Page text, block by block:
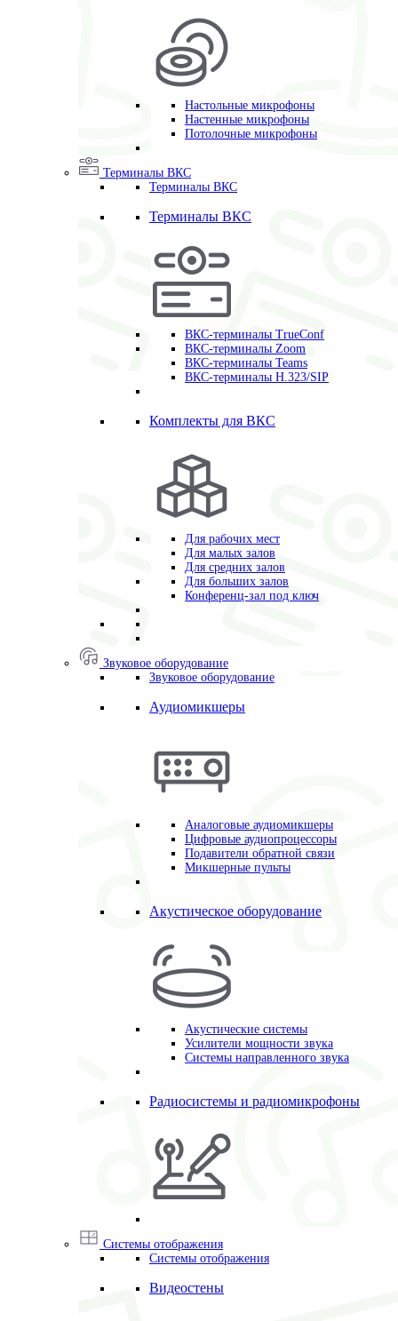
Настольные микрофоны
Настенные микрофоны
Потолочные микрофоны
Терминалы ВКС
Терминалы ВКС
Терминалы ВКС
ВКС-терминалы TrueConf
ВКС-терминалы Zoom
ВКС-терминалы Teams
ВКС-терминалы H.323/SIP
Комплекты для ВКС
Для рабочих мест
Для малых залов
Для средних залов
Для больших залов
Конференц-зал под ключ
Звуковое оборудование
Звуковое оборудование
Аудиомикшеры
Аналоговые аудиомикшеры
Цифровые аудиопроцессоры
Подавители обратной связи
Микшерные пульты
Акустическое оборудование
Акустические системы
Усилители мощности звука
Системы направленного звука
Радиосистемы и радиомикрофоны
Системы отображения
Системы отображения
Видеостены